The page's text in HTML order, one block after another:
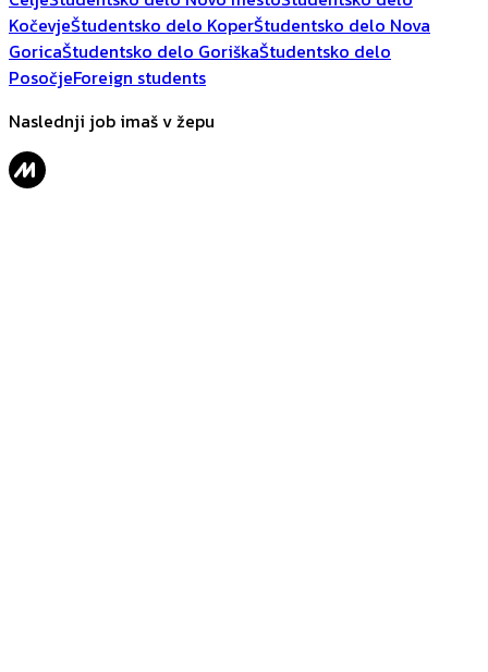
KočevjeŠtudentsko delo KoperŠtudentsko delo Nova
GoricaŠtudentsko delo GoriškaŠtudentsko delo
PosočjeForeign students
Naslednji job imaš v žepu